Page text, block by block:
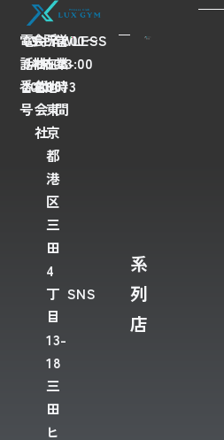
電
話
番
号
03-
6435-
2028
会
社
名
FLAWLESS
株
式
会
社
所
在
地
〒
108-
0073
東
京
都
港
区
三
田
4
丁
目
13-
18
三
田
ヒ
営
業
時
間
7:00〜
23:00
SNS
系
列
店